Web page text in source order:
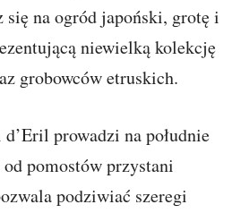
się na ogród japoński, grotę i
niewielką kolekcję
grobowców etruskich.
prowadzi na południe
pomostów przystani
podziwiać szeregi